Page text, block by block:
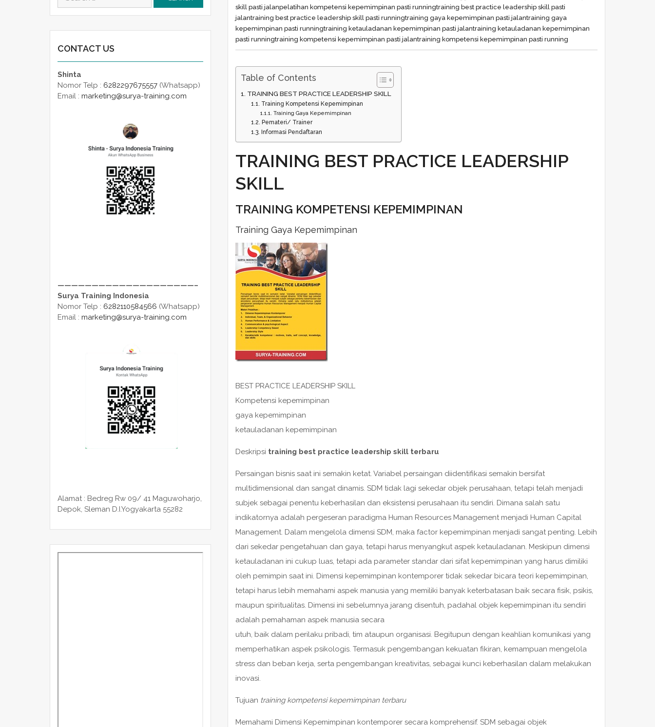
skill pasti jalanpelatihan kompetensi kepemimpinan pasti runningtraining best practice leadership skill pasti
jalantraining best practice leadership skill pasti runningtraining gaya kepemimpinan pasti jalantraining gaya
kepemimpinan pasti runningtraining ketauladanan kepemimpinan pasti jalantraining ketauladanan kepemimpinan
pasti runningtraining kompetensi kepemimpinan pasti jalantraining kompetensi kepemimpinan pasti running
Table of Contents
TRAINING BEST PRACTICE LEADERSHIP SKILL
Training Kompetensi Kepemimpinan
Training Gaya Kepemimpinan
Pemateri/ Trainer
Informasi Pendaftaran
TRAINING BEST PRACTICE LEADERSHIP
SKILL
TRAINING KOMPETENSI KEPEMIMPINAN
Training Gaya Kepemimpinan
BEST PRACTICE LEADERSHIP SKILL
Kompetensi kepemimpinan
gaya kepemimpinan
ketauladanan kepemimpinan
Deskripsi training best practice leadership skill terbaru
Persaingan bisnis saat ini semakin ketat. Variabel persaingan diidentifikasi semakin bersifat
multidimensional dan sangat dinamis. SDM tidak lagi sekedar objek perusahaan, tetapi telah menjadi
subjek sebagai penentu keberhasilan dan eksistensi perusahaan itu sendiri. Dimana salah satu
indikatornya adalah pergeseran paradigma Human Resources Management menjadi Human Capital
Management. Dalam mengelola dimensi SDM, maka factor kepemimpinan menjadi sangat penting. Lebih
dari sekedar pengetahuan dan gaya, tetapi harus menyangkut aspek ketauladanan. Meskipun dimensi
ketauladanan ini cukup luas, tetapi ada parameter standar dari sifat kepemimpinan yang harus dimiliki
oleh pemimpin saat ini. Dimensi kepemimpinan kontemporer tidak sekedar bicara teori kepemimpinan,
tetapi harus lebih memahami aspek manusia yang memiliki banyak keterbatasan baik secara fisik, psikis,
maupun spiritualitas. Dimensi ini sebelumnya jarang disentuh, padahal objek kepemimpinan itu sendiri
adalah pemahaman aspek manusia secara
utuh, baik dalam perilaku pribadi, tim ataupun organisasi. Begitupun dengan keahlian komunikasi yang
memperhatikan aspek psikologis. Termasuk pengembangan kekuatan fikiran, kemampuan mengelola
stress dan beban kerja, serta pengembangan kreativitas, sebagai kunci keberhasilan dalam melakukan
inovasi.
Tujuan training kompetensi kepemimpinan terbaru
Memahami Dimensi Kepemimpinan kontemporer secara komprehensif. SDM sebagai objek
for:
CONTACT US
Shinta
Nomor Telp : 6282297675557 (Whatsapp)
Email : marketing@surya-training.com
————————————————————–
Surya Training Indonesia
Nomor Telp : 6282110584566 (Whatsapp)
Email : marketing@surya-training.com
Alamat : Bedreg Rw 09/ 41 Maguwoharjo,
Depok, Sleman D.I.Yogyakarta 55282